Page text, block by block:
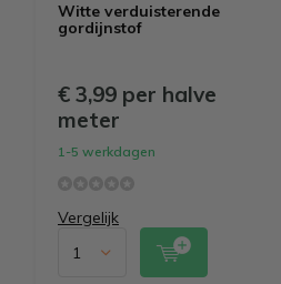
Witte verduisterende
gordijnstof
€ 3,99 per halve
meter
1-5 werkdagen
Vergelijk